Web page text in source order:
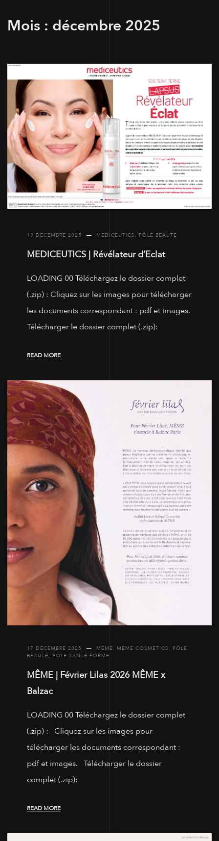
Mois : décembre 2025
19 DÉCEMBRE 2025 MEDICEUTICS, PÔLE BEAUTÉ
MEDICEUTICS | Révélateur d’Eclat
LOADING 00 Téléchargez le dossier complet
(.zip) : Cliquez sur les images pour télécharger
les documents correspondant : pdf et images.
Télécharger le dossier complet (.zip):
READ MORE
17 DÉCEMBRE 2025 MÊME, MEME COSMETICS, PÔLE
BEAUTÉ, PÔLE SANTÉ FORME
MÊME | Février Lilas 2026 MÊME x
Balzac
LOADING 00 Téléchargez le dossier complet
(.zip) : Cliquez sur les images pour
télécharger les documents correspondant :
pdf et images. Télécharger le dossier
complet (.zip):
READ MORE